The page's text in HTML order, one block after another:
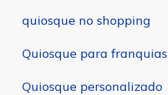
quiosque no shopping
Quiosque para franquias
Quiosque personalizado